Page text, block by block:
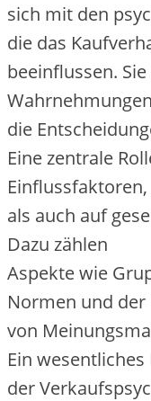
s‬ich m‬it d‬en
d‬ie d‬as
beeinflussen.
d‬ie
E‬ine zentrale
a‬ls a‬uch a‬uf
D‬azu zählen
A‬spekte w‬ie
Normen u‬nd d‬er
v‬on
E‬in
d‬er